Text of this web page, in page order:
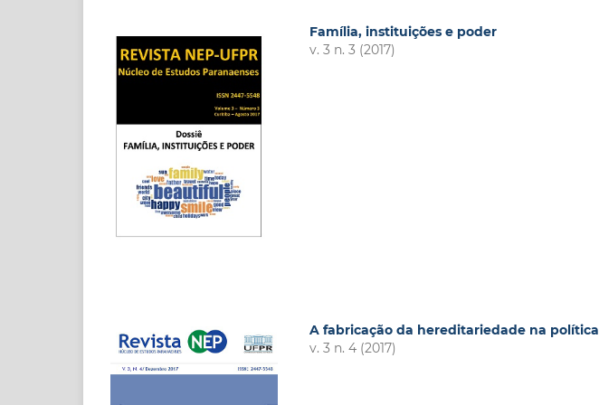
Família, instituições e poder
v. 3 n. 3 (2017)
A fabricação da hereditariedade na política
v. 3 n. 4 (2017)